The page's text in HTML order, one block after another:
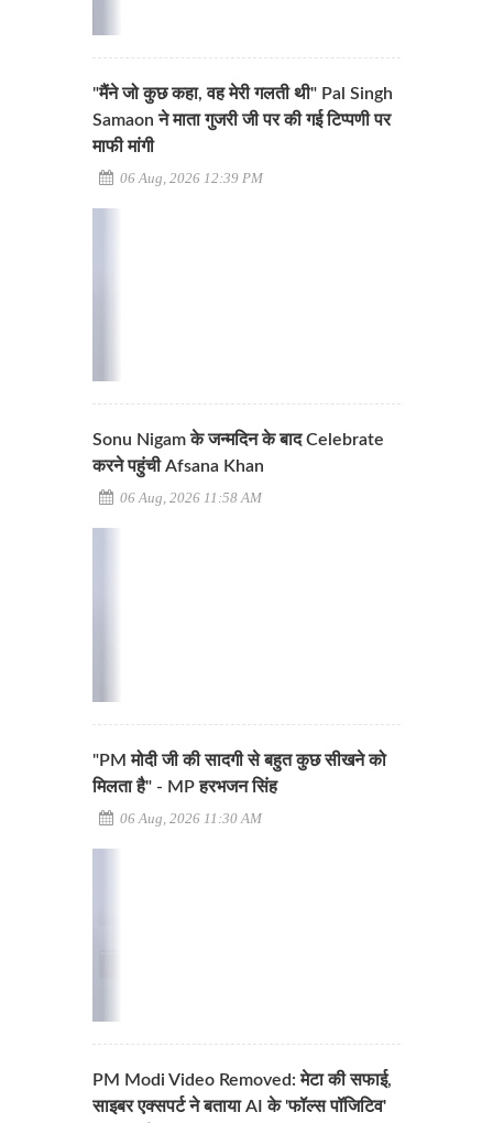
"मैंने जो कुछ कहा, वह मेरी गलती थी" Pal Singh
Samaon ने माता गुजरी जी पर की गई टिप्पणी पर
माफी मांगी
06 Aug, 2026 12:39 PM
Sonu Nigam के जन्मदिन के बाद Celebrate
करने पहुंची Afsana Khan
06 Aug, 2026 11:58 AM
"PM मोदी जी की सादगी से बहुत कुछ सीखने को
मिलता है" - MP हरभजन सिंह
06 Aug, 2026 11:30 AM
PM Modi Video Removed: मेटा की सफाई,
साइबर एक्सपर्ट ने बताया AI के 'फॉल्स पॉजिटिव'